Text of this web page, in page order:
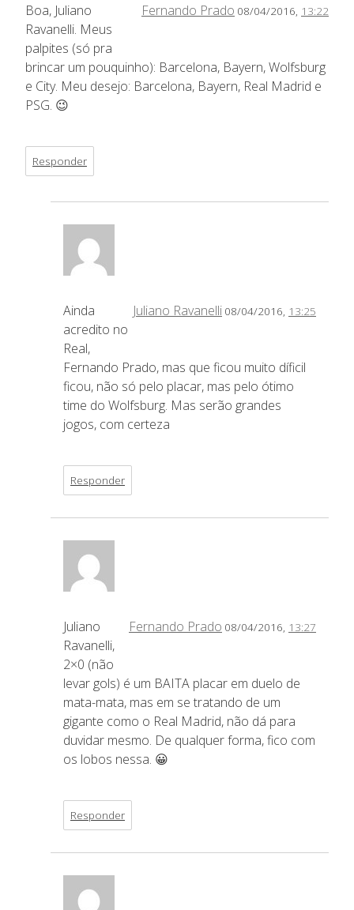
Fernando Prado 08/04/2016, 13:22
Boa, Juliano
Ravanelli. Meus
palpites (só pra
brincar um pouquinho): Barcelona, Bayern, Wolfsburg
e City. Meu desejo: Barcelona, Bayern, Real Madrid e
PSG. 😉
Responder
Juliano Ravanelli 08/04/2016, 13:25
Ainda
acredito no
Real,
Fernando Prado, mas que ficou muito díficil
ficou, não só pelo placar, mas pelo ótimo
time do Wolfsburg. Mas serão grandes
jogos, com certeza
Responder
Fernando Prado 08/04/2016, 13:27
Juliano
Ravanelli,
2×0 (não
levar gols) é um BAITA placar em duelo de
mata-mata, mas em se tratando de um
gigante como o Real Madrid, não dá para
duvidar mesmo. De qualquer forma, fico com
os lobos nessa. 😀
Responder